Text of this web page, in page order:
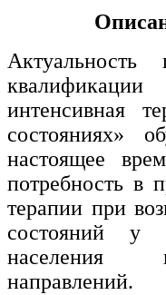
Средства
информативно-
Управление в
Ветеринария и
Подготовка к
аккредитации
Основные
интенсивная
состояниях»
настоящее
потребность в
терапии при
состояний у
населения
направлений.